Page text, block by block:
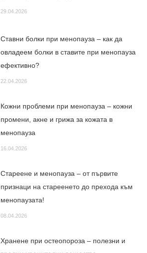
29.04.2026
Ставни болки при менопауза – как да
овладеем болки в ставите при менопауза
ефективно?
22.04.2026
Кожни проблеми при менопауза – кожни
промени, акне и грижа за кожата в
менопауза
16.04.2026
Стареене и менопауза – от първите
признаци на стареенето до прехода към
менопаузата!
08.04.2026
Хранене при остеопороза – полезни и